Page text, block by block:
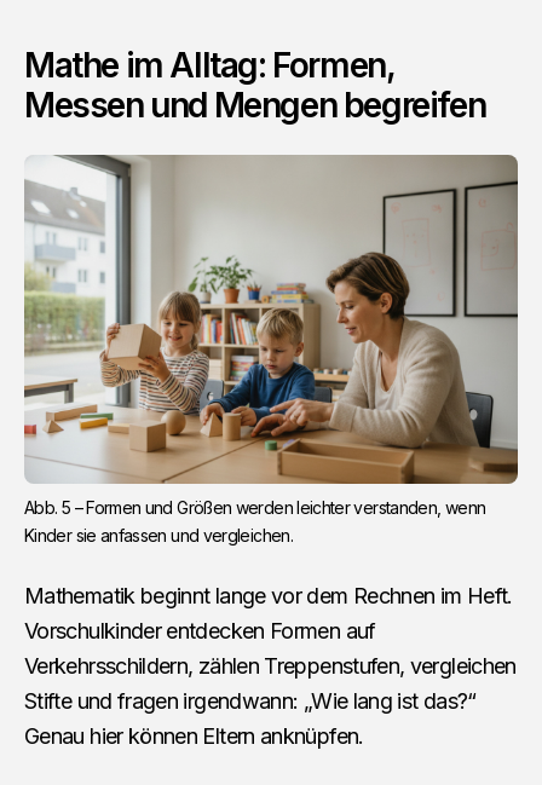
Mathe im Alltag: Formen,
Messen und Mengen begreifen
Abb. 5 – Formen und Größen werden leichter verstanden, wenn
Kinder sie anfassen und vergleichen.
Mathematik beginnt lange vor dem Rechnen im Heft.
Vorschulkinder entdecken Formen auf
Verkehrsschildern, zählen Treppenstufen, vergleichen
Stifte und fragen irgendwann: „Wie lang ist das?“
Genau hier können Eltern anknüpfen.